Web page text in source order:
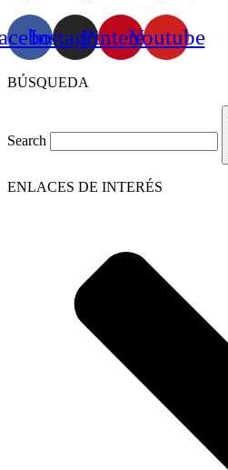
InstagramPinterestYoutube
BÚSQUEDA
Search
ENLACES DE INTERÉS